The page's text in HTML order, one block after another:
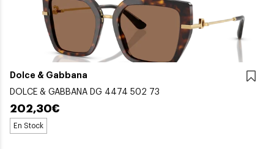
Dolce & Gabbana
DOLCE & GABBANA DG 4474 502 73
202,30€
En Stock